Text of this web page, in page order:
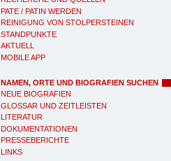
PATE / PATIN WERDEN
REINIGUNG VON STOLPERSTEINEN
STANDPUNKTE
AKTUELL
MOBILE APP
NAMEN, ORTE UND BIOGRAFIEN SUCHEN
NEUE BIOGRAFIEN
GLOSSAR UND ZEITLEISTEN
LITERATUR
DOKUMENTATIONEN
PRESSEBERICHTE
LINKS